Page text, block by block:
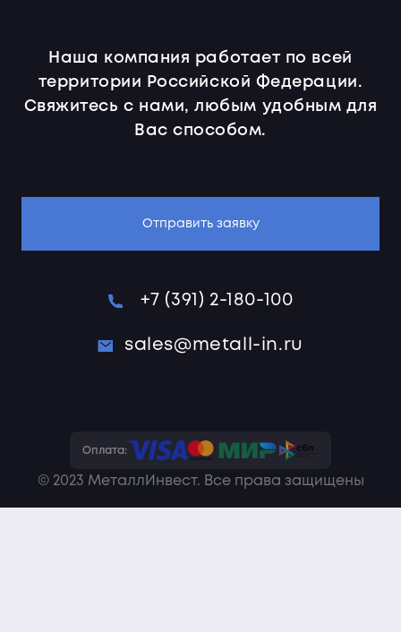
Наша компания работает по всей
территории Российской Федерации.
Свяжитесь с нами, любым удобным для
Вас способом.
Отправить заявку
+7 (391) 2-180-100
sales@metall-in.ru
Оплата:
© 2023 МеталлИнвест. Все права защищены